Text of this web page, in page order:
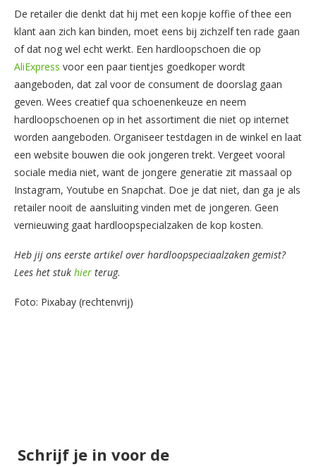
De retailer die denkt dat hij met een kopje koffie of thee een
klant aan zich kan binden, moet eens bij zichzelf ten rade gaan
of dat nog wel echt werkt. Een hardloopschoen die op
AliExpress voor een paar tientjes goedkoper wordt
aangeboden, dat zal voor de consument de doorslag gaan
geven. Wees creatief qua schoenenkeuze en neem
hardloopschoenen op in het assortiment die niet op internet
worden aangeboden. Organiseer testdagen in de winkel en laat
een website bouwen die ook jongeren trekt. Vergeet vooral
sociale media niet, want de jongere generatie zit massaal op
Instagram, Youtube en Snapchat. Doe je dat niet, dan ga je als
retailer nooit de aansluiting vinden met de jongeren. Geen
vernieuwing gaat hardloopspecialzaken de kop kosten.
Heb jij ons eerste artikel over hardloopspeciaalzaken gemist?
Lees het stuk hier terug.
Foto: Pixabay (rechtenvrij)
Schrijf je in voor de